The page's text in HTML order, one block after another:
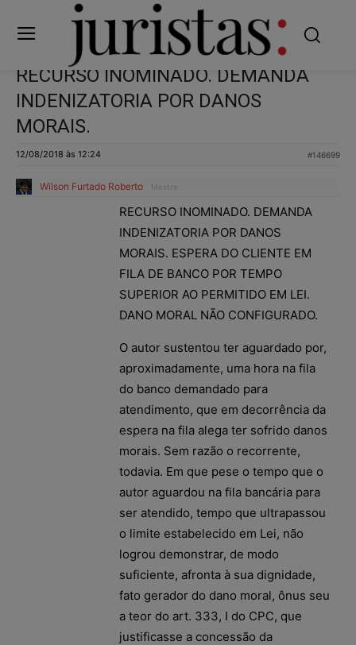
RECURSO INOMINADO. DEMANDA
INDENIZATORIA POR DANOS
MORAIS.
12/08/2018 às 12:24 #146699
Wilson Furtado Roberto Mestre
RECURSO INOMINADO. DEMANDA
INDENIZATORIA POR DANOS
MORAIS. ESPERA DO CLIENTE EM
FILA DE BANCO POR TEMPO
SUPERIOR AO PERMITIDO EM LEI.
DANO MORAL NÃO CONFIGURADO.
O autor sustentou ter aguardado por,
aproximadamente, uma hora na fila
do banco demandado para
atendimento, que em decorrência da
espera na fila alega ter sofrido danos
morais. Sem razão o recorrente,
todavia. Em que pese o tempo que o
autor aguardou na fila bancária para
ser atendido, tempo que ultrapassou
o limite estabelecido em Lei, não
logrou demonstrar, de modo
suficiente, afronta à sua dignidade,
fato gerador do dano moral, ônus seu
a teor do art. 333, I do CPC, que
justificasse a concessão da